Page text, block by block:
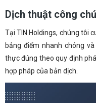
Dịch thuật công
Tại TIN Holdings, chúng tôi
bảng điểm nhanh chóng
thực đúng theo quy định
hợp pháp của bản dịch.